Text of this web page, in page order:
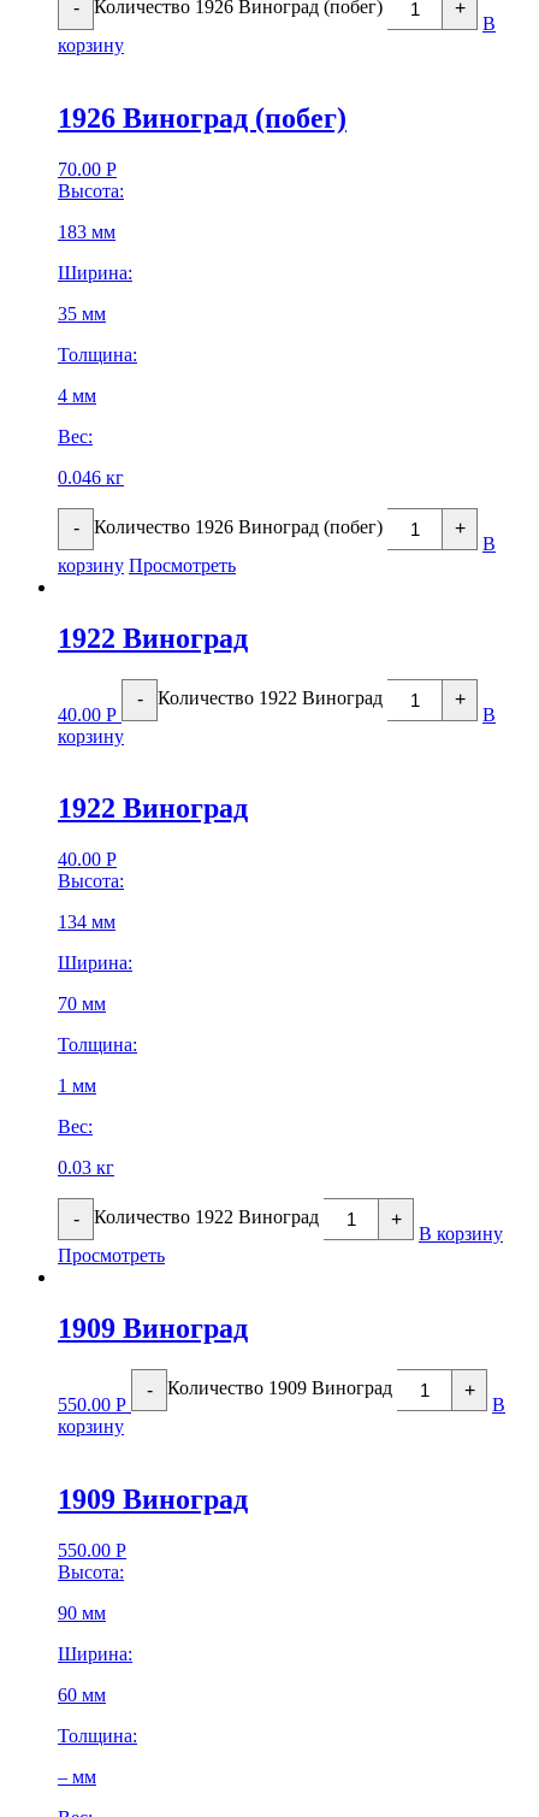
- Количество 1926 Виноград (побег) +
В
корзину
1926 Виноград (побег)
70.00 Р
Высота:
183 мм
Ширина:
35 мм
Толщина:
4 мм
Вес:
0.046 кг
- Количество 1926 Виноград (побег) +
В
корзину Просмотреть
1922 Виноград
40.00 Р
- Количество 1922 Виноград +
В
корзину
1922 Виноград
40.00 Р
Высота:
134 мм
Ширина:
70 мм
Толщина:
1 мм
Вес:
0.03 кг
- Количество 1922 Виноград +
В корзину
Просмотреть
1909 Виноград
550.00 Р
- Количество 1909 Виноград +
В
корзину
1909 Виноград
550.00 Р
Высота:
90 мм
Ширина:
60 мм
Толщина:
– мм